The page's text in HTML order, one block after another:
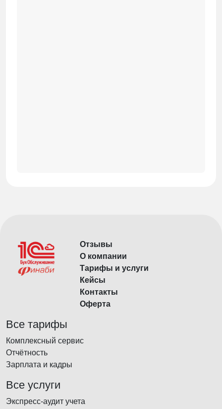
Отзывы
О компании
Тарифы и услуги
Кейсы
Контакты
Оферта
Все тарифы
Комплексный сервис
Отчётность
Зарплата и кадры
Все услуги
Экспресс-аудит учета